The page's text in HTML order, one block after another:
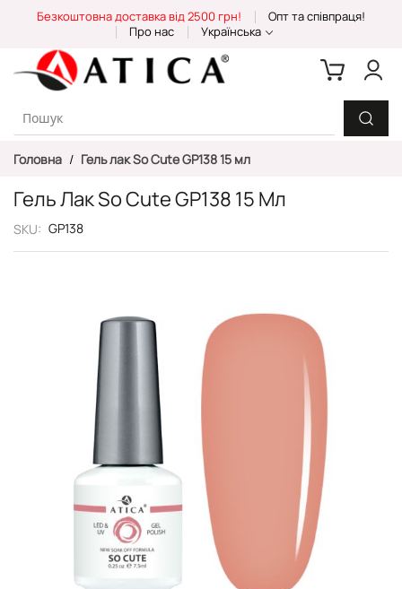
Content
Безкоштовна доставка від 2500 грн!
Опт та співпраця!
Про нас
Українська
Головна Гель лак So Cute GP138 15 мл
Гель Лак So Cute GP138 15 Мл
SKU GP138